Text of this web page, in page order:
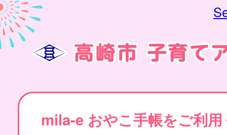
mila-e おやこ手帳をご利